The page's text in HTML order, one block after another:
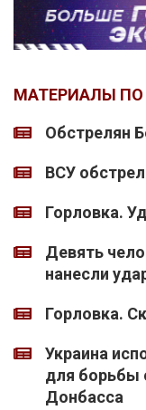
МАТЕРИАЛЫ ПО
Обстрелян
ВСУ
Горловка.
Девять
нанесли
Горловка.
Украина
для борьбы
Донбасса